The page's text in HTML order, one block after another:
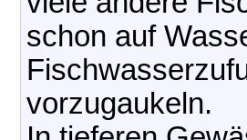
schon auf
vorzugaukeln.